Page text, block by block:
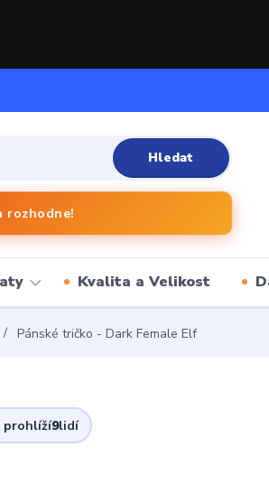
Hledat
rozhodne!
Kvalita a Velikost
Pánské tričko - Dark Female Elf
prohlíží9lidí